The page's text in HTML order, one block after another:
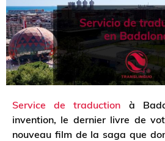
Service de traduction à
invention, le dernier livre de
nouveau film de la saga que